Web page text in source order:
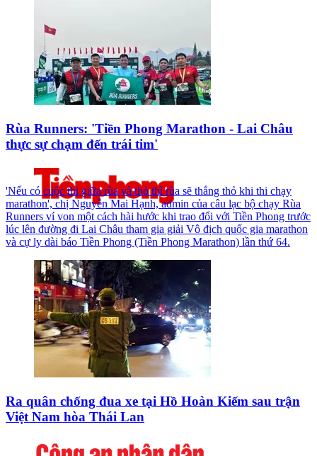
Rùa Runners: 'Tiền Phong Marathon - Lai Châu
thực sự chạm đến trái tim'
'Nếu có cuộc thi giữa rùa và thỏ thì rùa sẽ thắng thỏ khi thi chạy
marathon', chị Nguyễn Mai Hạnh, admin của câu lạc bộ chạy Rùa
Runners ví von một cách hài hước khi trao đổi với Tiền Phong trước
lúc lên đường đi Lai Châu tham gia giải Vô địch quốc gia marathon
và cự ly dài báo Tiền Phong (Tiền Phong Marathon) lần thứ 64.
Ra quân chống đua xe tại Hồ Hoàn Kiếm sau trận
Việt Nam hòa Thái Lan